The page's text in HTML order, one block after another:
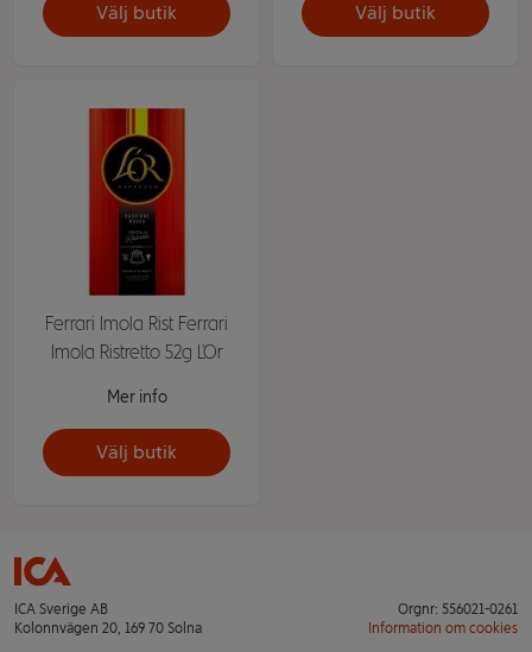
Välj butik Välj butik
Ferrari Imola Rist Ferrari
Imola Ristretto 52g L'Or
Mer info
Välj butik
ICA Sverige AB
Kolonnvägen 20, 169 70 Solna
Orgnr: 556021-0261
Information om cookies